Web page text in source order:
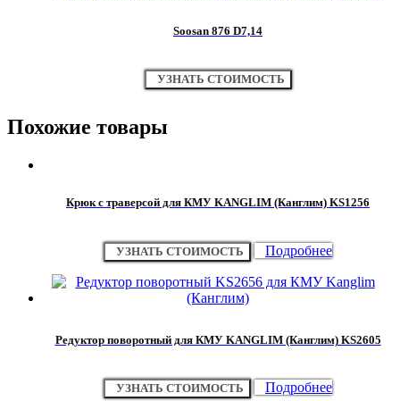
Soosan 876 D7,14
УЗНАТЬ СТОИМОСТЬ
Похожие товары
Крюк с траверсой для КМУ KANGLIM (Канглим) KS1256
УЗНАТЬ СТОИМОСТЬ Подробнее
Редуктор поворотный для КМУ KANGLIM (Канглим) KS2605
УЗНАТЬ СТОИМОСТЬ Подробнее